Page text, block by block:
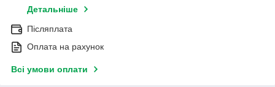
Детальніше
Післяплата
Оплата на рахунок
Всі умови оплати